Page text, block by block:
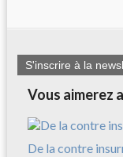
S'inscrire à la
Vous aimerez
De la contre